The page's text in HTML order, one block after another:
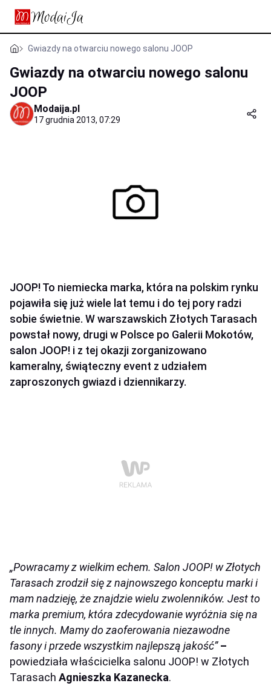
Gwiazdy na otwarciu nowego salonu JOOP
Gwiazdy na otwarciu nowego salonu
JOOP
Modaija.pl
17 grudnia 2013, 07:29
JOOP! To niemiecka marka, która na polskim rynku
pojawiła się już wiele lat temu i do tej pory radzi
sobie świetnie. W warszawskich Złotych Tarasach
powstał nowy, drugi w Polsce po Galerii Mokotów,
salon JOOP! i z tej okazji zorganizowano
kameralny, świąteczny event z udziałem
zaproszonych gwiazd i dziennikarzy.
„Powracamy z wielkim echem. Salon JOOP! w Złotych
Tarasach zrodził się z najnowszego konceptu marki i
mam nadzieję, że znajdzie wielu zwolenników. Jest to
marka premium, która zdecydowanie wyróżnia się na
tle innych. Mamy do zaoferowania niezawodne
fasony i przede wszystkim najlepszą jakość”–
powiedziała właścicielka salonu JOOP! w Złotych
Tarasach Agnieszka Kazanecka.